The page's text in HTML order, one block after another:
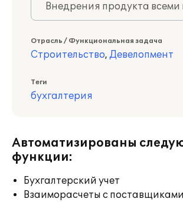
Внедрения продукта
Отрасль / Функциональная задача
Строительство, Девелопмент
Теги
бухгалтерия
Автоматизированы
функции:
Бухгалтерский учет
Взаиморасчеты с поставщиками